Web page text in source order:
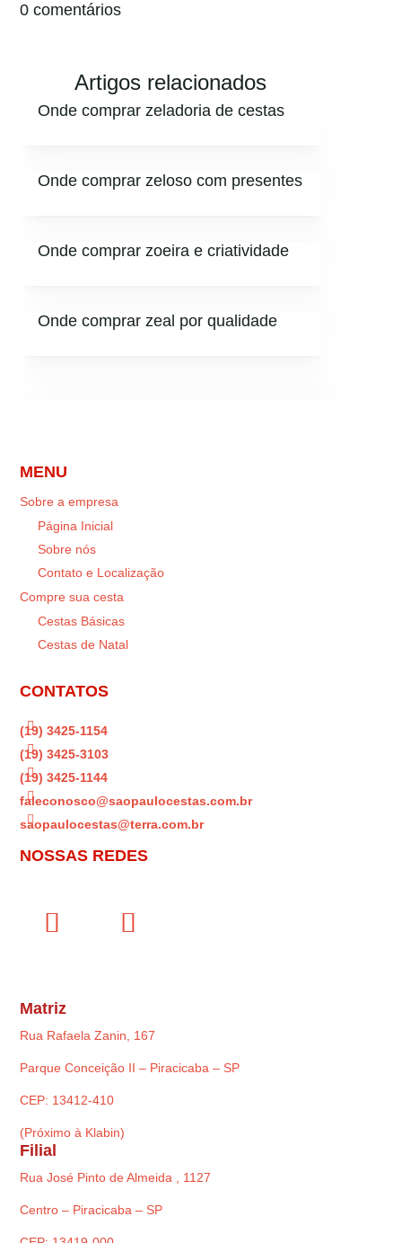
0 comentários
Artigos relacionados
Onde comprar zeladoria de cestas
Onde comprar zeloso com presentes
Onde comprar zoeira e criatividade
Onde comprar zeal por qualidade
MENU
Sobre a empresa
Página Inicial
Sobre nós
Contato e Localização
Compre sua cesta
Cestas Básicas
Cestas de Natal
CONTATOS

(19) 3425-1154

(19) 3425-3103

(19) 3425-1144

faleconosco@saopaulocestas.com.br

saopaulocestas@terra.com.br
NOSSAS REDES
Matriz
Rua Rafaela Zanin, 167
Parque Conceição II – Piracicaba – SP
CEP: 13412-410
(Próximo à Klabin)
Filial
Rua José Pinto de Almeida , 1127
Centro – Piracicaba – SP